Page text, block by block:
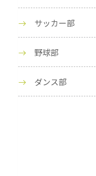
サッカー部
野球部
ダンス部